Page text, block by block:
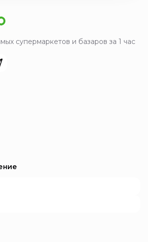
супермаркетов и базаров за 1 час